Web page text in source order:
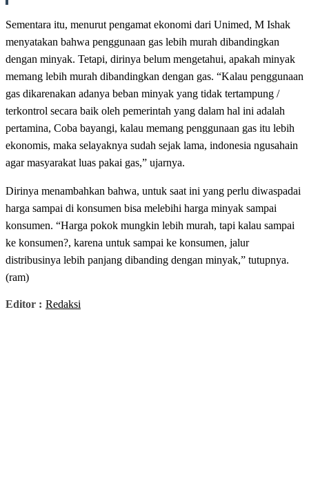
Sementara itu, menurut pengamat ekonomi dari Unimed, M Ishak
menyatakan bahwa penggunaan gas lebih murah dibandingkan
dengan minyak. Tetapi, dirinya belum mengetahui, apakah minyak
memang lebih murah dibandingkan dengan gas. “Kalau penggunaan
gas dikarenakan adanya beban minyak yang tidak tertampung /
terkontrol secara baik oleh pemerintah yang dalam hal ini adalah
pertamina, Coba bayangi, kalau memang penggunaan gas itu lebih
ekonomis, maka selayaknya sudah sejak lama, indonesia ngusahain
agar masyarakat luas pakai gas,” ujarnya.
Dirinya menambahkan bahwa, untuk saat ini yang perlu diwaspadai
harga sampai di konsumen bisa melebihi harga minyak sampai
konsumen. “Harga pokok mungkin lebih murah, tapi kalau sampai
ke konsumen?, karena untuk sampai ke konsumen, jalur
distribusinya lebih panjang dibanding dengan minyak,” tutupnya.
(ram)
Editor : Redaksi